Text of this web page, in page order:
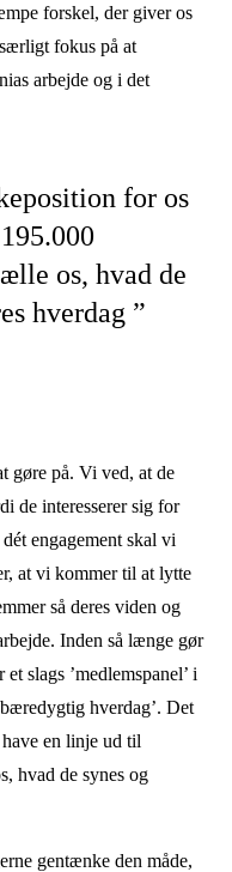
forskel, der giver os
fokus på at
arbejde og i det
for os
os, hvad de
hverdag ”
gøre på. Vi ved, at de
de interesserer sig for
engagement skal vi
at vi kommer til at lytte
så deres viden og
Inden så længe gør
slags ’medlemspanel’ i
hverdag’. Det
en linje ud til
hvad de synes og
gentænke den måde,